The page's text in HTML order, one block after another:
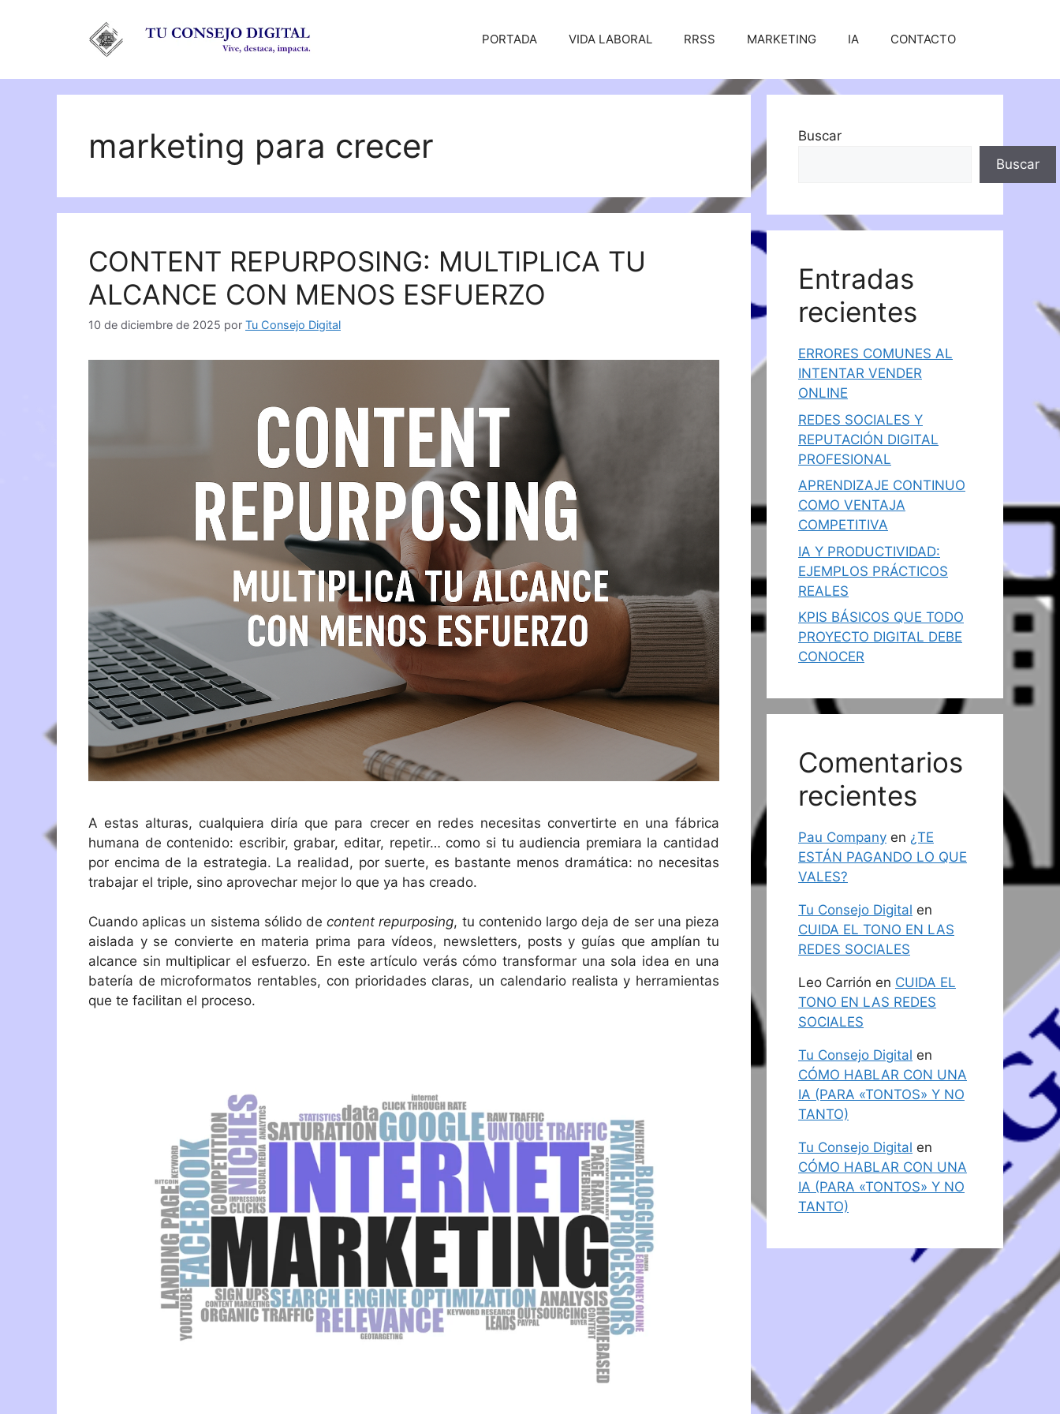
PORTADA VIDA LABORAL RRSS MARKETING IA CONTACTO
marketing para crecer
CONTENT REPURPOSING: MULTIPLICA TU
ALCANCE CON MENOS ESFUERZO
10 de diciembre de 2025 por Tu Consejo Digital
A estas alturas, cualquiera diría que para crecer en redes necesitas convertirte en una fábrica
humana de contenido: escribir, grabar, editar, repetir… como si tu audiencia premiara la cantidad
por encima de la estrategia. La realidad, por suerte, es bastante menos dramática: no necesitas
trabajar el triple, sino aprovechar mejor lo que ya has creado.
Cuando aplicas un sistema sólido decontent repurposing, tu contenido largo deja de ser una pieza
aislada y se convierte en materia prima para vídeos, newsletters, posts y guías que amplían tu
alcance sin multiplicar el esfuerzo. En este artículo verás cómo transformar una sola idea en una
batería de microformatos rentables, con prioridades claras, un calendario realista y herramientas
que te facilitan el proceso.
Buscar
Buscar
Entradas
recientes
ERRORES COMUNES AL
INTENTAR VENDER
ONLINE
REDES SOCIALES Y
REPUTACIÓN DIGITAL
PROFESIONAL
APRENDIZAJE CONTINUO
COMO VENTAJA
COMPETITIVA
IA Y PRODUCTIVIDAD:
EJEMPLOS PRÁCTICOS
REALES
KPIS BÁSICOS QUE TODO
PROYECTO DIGITAL DEBE
CONOCER
Comentarios
recientes
Pau Company en ¿TE
ESTÁN PAGANDO LO QUE
VALES?
Tu Consejo Digital en
CUIDA EL TONO EN LAS
REDES SOCIALES
Leo Carrión en CUIDA EL
TONO EN LAS REDES
SOCIALES
Tu Consejo Digital en
CÓMO HABLAR CON UNA
IA (PARA «TONTOS» Y NO
TANTO)
Tu Consejo Digital en
CÓMO HABLAR CON UNA
IA (PARA «TONTOS» Y NO
TANTO)